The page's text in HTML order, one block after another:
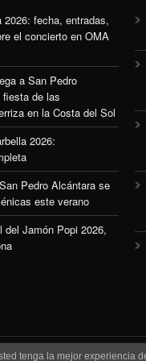
2026: fecha, entradas,
el concierto en OMA
a San Pedro
de las
en la Costa del Sol
2026:
Pedro Alcántara se
este verano
del Jamón Popi 2026,
tenga la mejor experiencia